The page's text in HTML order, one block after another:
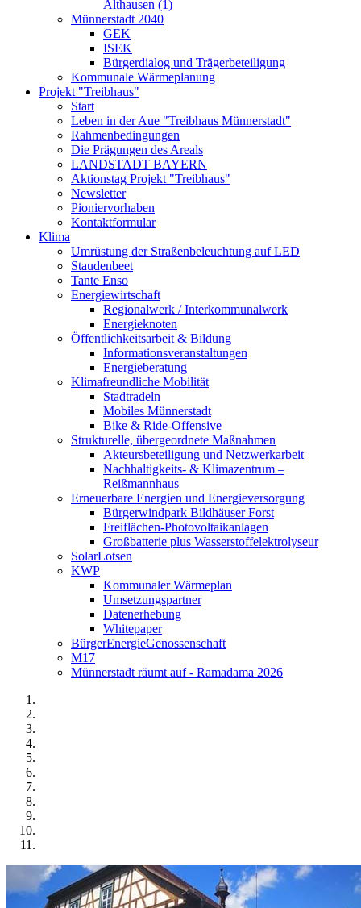
Althausen (1)
Münnerstadt 2040
GEK
ISEK
Bürgerdialog und Trägerbeteiligung
Kommunale Wärmeplanung
Projekt "Treibhaus"
Start
Leben in der Aue "Treibhaus Münnerstadt"
Rahmenbedingungen
Die Prägungen des Areals
LANDSTADT BAYERN
Aktionstag Projekt "Treibhaus"
Newsletter
Pioniervorhaben
Kontaktformular
Klima
Umrüstung der Straßenbeleuchtung auf LED
Staudenbeet
Tante Enso
Energiewirtschaft
Regionalwerk / Interkommunalwerk
Energieknoten
Öffentlichkeitsarbeit & Bildung
Informationsveranstaltungen
Energieberatung
Klimafreundliche Mobilität
Stadtradeln
Mobiles Münnerstadt
Bike & Ride-Offensive
Strukturelle, übergeordnete Maßnahmen
Akteursbeteiligung und Netzwerkarbeit
Nachhaltigkeits- & Klimazentrum –
Reißmannhaus
Erneuerbare Energien und Energieversorgung
Bürgerwindpark Bildhäuser Forst
Freiflächen-Photovoltaikanlagen
Großbatterie plus Wasserstoffelektrolyseur
SolarLotsen
KWP
Kommunaler Wärmeplan
Umsetzungspartner
Datenerhebung
Whitepaper
BürgerEnergieGenossenschaft
M17
Münnerstadt räumt auf - Ramadama 2026